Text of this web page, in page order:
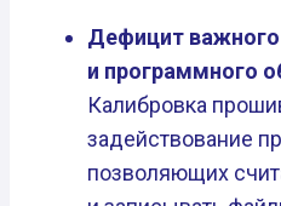
Дефицит
и программного
Калибровка
задействование
позволяющих